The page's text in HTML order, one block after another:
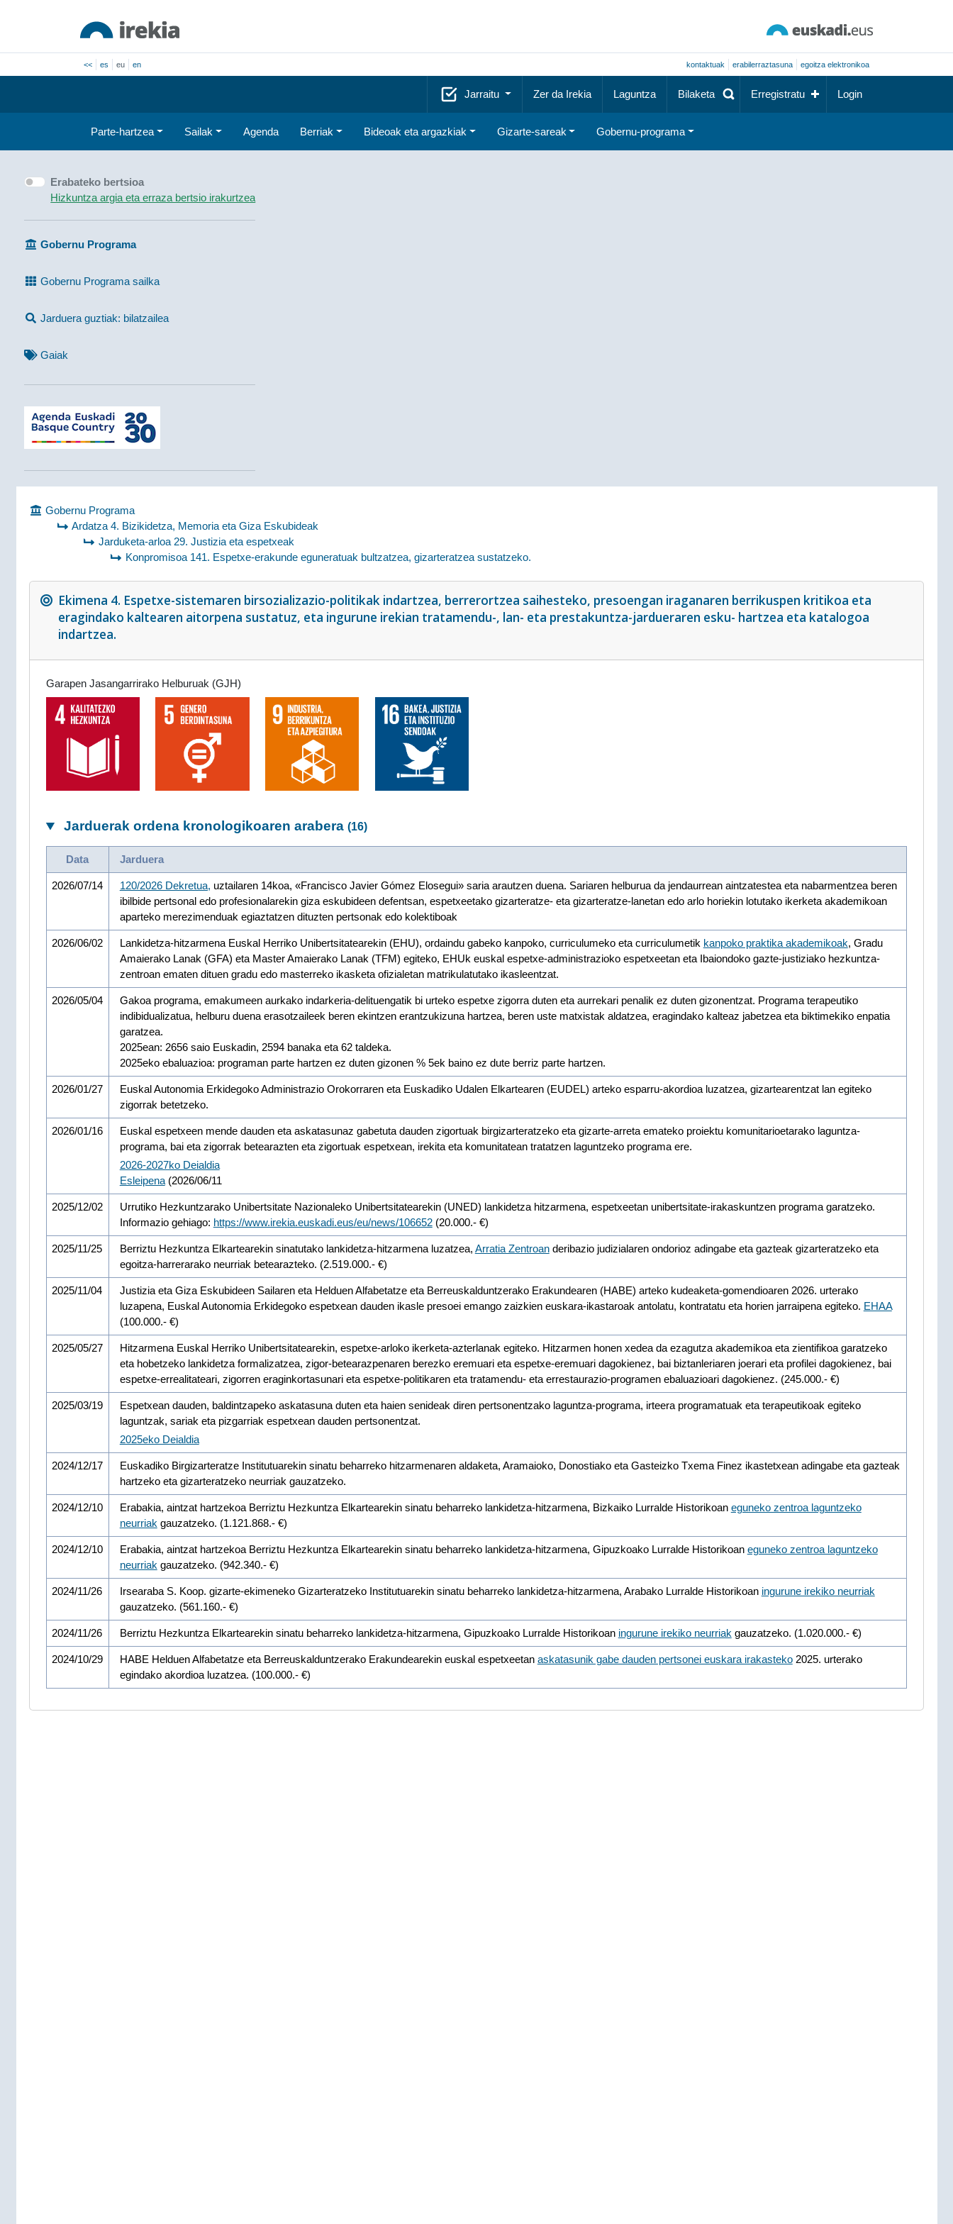
<< es eu en kontaktuak erabilerraztasuna egoitza elektronikoa
Jarraitu Zer da Irekia Laguntza Bilaketa Erregistratu Login
Parte-hartzea Sailak Agenda Berriak Bideoak eta argazkiak Gizarte-sareak Gobernu-programa
Erabateko bertsioa
Hizkuntza argia eta erraza bertsio irakurtzea
Gobernu Programa
Gobernu Programa sailka
Jarduera guztiak: bilatzailea
Gaiak
Gobernu Programa
Ardatza 4. Bizikidetza, Memoria eta Giza Eskubideak
Jarduketa-arloa 29. Justizia eta espetxeak
Konpromisoa 141. Espetxe-erakunde eguneratuak bultzatzea, gizarteratzea sustatzeko.
Ekimena 4. Espetxe-sistemaren birsozializazio-politikak indartzea, berrerortzea saihesteko, presoengan iraganaren berrikuspen kritikoa eta
eragindako kaltearen aitorpena sustatuz, eta ingurune irekian tratamendu-, lan- eta prestakuntza-jardueraren esku- hartzea eta katalogoa
indartzea.
Garapen Jasangarrirako Helburuak (GJH)
Jarduerak ordena kronologikoaren arabera (16)
Data Jarduera
2026/07/14 120/2026 Dekretua, uztailaren 14koa, «Francisco Javier Gómez Elosegui» saria arautzen duena. Sariaren helburua da jendaurrean aintzatestea eta nabarmentzea beren
ibilbide pertsonal edo profesionalarekin giza eskubideen defentsan, espetxeetako gizarteratze- eta gizarteratze-lanetan edo arlo horiekin lotutako ikerketa akademikoan
aparteko merezimenduak egiaztatzen dituzten pertsonak edo kolektiboak
2026/06/02 Lankidetza-hitzarmena Euskal Herriko Unibertsitatearekin (EHU), ordaindu gabeko kanpoko, curriculumeko eta curriculumetik kanpoko praktika akademikoak, Gradu
Amaierako Lanak (GFA) eta Master Amaierako Lanak (TFM) egiteko, EHUk euskal espetxe-administrazioko espetxeetan eta Ibaiondoko gazte-justiziako hezkuntza-
zentroan ematen dituen gradu edo masterreko ikasketa ofizialetan matrikulatutako ikasleentzat.
2026/05/04
Gakoa programa, emakumeen aurkako indarkeria-delituengatik bi urteko espetxe zigorra duten eta aurrekari penalik ez duten gizonentzat. Programa terapeutiko
indibidualizatua, helburu duena erasotzaileek beren ekintzen erantzukizuna hartzea, beren uste matxistak aldatzea, eragindako kalteaz jabetzea eta biktimekiko enpatia
garatzea.
2025ean: 2656 saio Euskadin, 2594 banaka eta 62 taldeka.
2025eko ebaluazioa: programan parte hartzen ez duten gizonen % 5ek baino ez dute berriz parte hartzen.
2026/01/27
Euskal Autonomia Erkidegoko Administrazio Orokorraren eta Euskadiko Udalen Elkartearen (EUDEL) arteko esparru-akordioa luzatzea, gizartearentzat lan egiteko
zigorrak betetzeko.
2026/01/16
Euskal espetxeen mende dauden eta askatasunaz gabetuta dauden zigortuak birgizarteratzeko eta gizarte-arreta emateko proiektu komunitarioetarako laguntza-
programa, bai eta zigorrak betearazten eta zigortuak espetxean, irekita eta komunitatean tratatzen laguntzeko programa ere.
2026-2027ko Deialdia
Esleipena(2026/06/11
2025/12/02
Urrutiko Hezkuntzarako Unibertsitate Nazionaleko Unibertsitatearekin (UNED) lankidetza hitzarmena, espetxeetan unibertsitate-irakaskuntzen programa garatzeko.
Informazio gehiago: https://www.irekia.euskadi.eus/eu/news/106652(20.000.- €)
2025/11/25 Berriztu Hezkuntza Elkartearekin sinatutako lankidetza-hitzarmena luzatzea, Arratia Zentroanderibazio judizialaren ondorioz adingabe eta gazteak gizarteratzeko eta
egoitza-harrerarako neurriak betearazteko. (2.519.000.- €)
2025/11/04
Justizia eta Giza Eskubideen Sailaren eta Helduen Alfabetatze eta Berreuskalduntzerako Erakundearen (HABE) arteko kudeaketa-gomendioaren 2026. urterako
luzapena, Euskal Autonomia Erkidegoko espetxean dauden ikasle presoei emango zaizkien euskara-ikastaroak antolatu, kontratatu eta horien jarraipena egiteko. EHAA
(100.000.- €)
2025/05/27
Hitzarmena Euskal Herriko Unibertsitatearekin, espetxe-arloko ikerketa-azterlanak egiteko. Hitzarmen honen xedea da ezagutza akademikoa eta zientifikoa garatzeko
eta hobetzeko lankidetza formalizatzea, zigor-betearazpenaren berezko eremuari eta espetxe-eremuari dagokienez, bai biztanleriaren joerari eta profilei dagokienez, bai
espetxe-errealitateari, zigorren eraginkortasunari eta espetxe-politikaren eta tratamendu- eta errestaurazio-programen ebaluazioari dagokienez. (245.000.- €)
2025/03/19
Espetxean dauden, baldintzapeko askatasuna duten eta haien senideak diren pertsonentzako laguntza-programa, irteera programatuak eta terapeutikoak egiteko
laguntzak, sariak eta pizgarriak espetxean dauden pertsonentzat.
2025eko Deialdia
2024/12/17
Euskadiko Birgizarteratze Institutuarekin sinatu beharreko hitzarmenaren aldaketa, Aramaioko, Donostiako eta Gasteizko Txema Finez ikastetxean adingabe eta gazteak
hartzeko eta gizarteratzeko neurriak gauzatzeko.
2024/12/10 Erabakia, aintzat hartzekoa Berriztu Hezkuntza Elkartearekin sinatu beharreko lankidetza-hitzarmena, Bizkaiko Lurralde Historikoan eguneko zentroa laguntzeko
neurriakgauzatzeko. (1.121.868.- €)
2024/12/10 Erabakia, aintzat hartzekoa Berriztu Hezkuntza Elkartearekin sinatu beharreko lankidetza-hitzarmena, Gipuzkoako Lurralde Historikoan eguneko zentroa laguntzeko
neurriakgauzatzeko. (942.340.- €)
2024/11/26 Irsearaba S. Koop. gizarte-ekimeneko Gizarteratzeko Institutuarekin sinatu beharreko lankidetza-hitzarmena, Arabako Lurralde Historikoan ingurune irekiko neurriak
gauzatzeko. (561.160.- €)
2024/11/26 Berriztu Hezkuntza Elkartearekin sinatu beharreko lankidetza-hitzarmena, Gipuzkoako Lurralde Historikoan ingurune irekiko neurriakgauzatzeko. (1.020.000.- €)
2024/10/29 HABE Helduen Alfabetatze eta Berreuskalduntzerako Erakundearekin euskal espetxeetan askatasunik gabe dauden pertsonei euskara irakasteko2025. urterako
egindako akordioa luzatzea. (100.000.- €)